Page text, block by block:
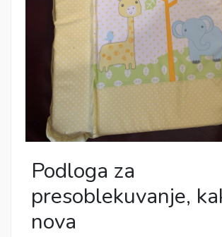
Podloga za
presoblekuvanje,
nova